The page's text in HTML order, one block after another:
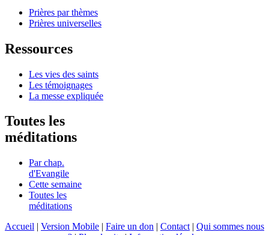
Prières par thèmes
Prières universelles
Ressources
Les vies des saints
Les témoignages
La messe expliquée
Toutes les
méditations
Par chap.
d'Evangile
Cette semaine
Toutes les
méditations
Accueil | Version Mobile | Faire un don | Contact | Qui sommes nous